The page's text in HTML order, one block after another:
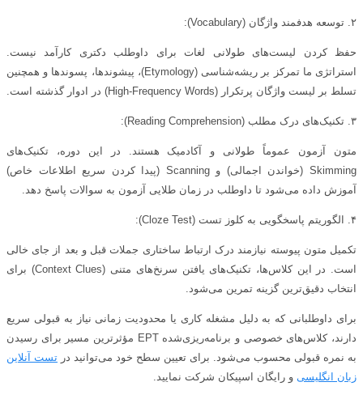
۲. توسعه هدفمند واژگان (Vocabulary):
حفظ کردن لیست‌های طولانی لغات برای داوطلب دکتری کارآمد نیست.
استراتژی ما تمرکز بر ریشه‌شناسی (Etymology)، پیشوندها، پسوندها و همچنین
تسلط بر لیست واژگان پرتکرار (High-Frequency Words) در ادوار گذشته است.
۳. تکنیک‌های درک مطلب (Reading Comprehension):
متون آزمون عموماً طولانی و آکادمیک هستند. در این دوره، تکنیک‌های
Skimming (خواندن اجمالی) و Scanning (پیدا کردن سریع اطلاعات خاص)
آموزش داده می‌شود تا داوطلب در زمان طلایی آزمون به سوالات پاسخ دهد.
۴. الگوریتم پاسخگویی به کلوز تست (Cloze Test):
تکمیل متون پیوسته نیازمند درک ارتباط ساختاری جملات قبل و بعد از جای خالی
است. در این کلاس‌ها، تکنیک‌های یافتن سرنخ‌های متنی (Context Clues) برای
انتخاب دقیق‌ترین گزینه تمرین می‌شود.
برای داوطلبانی که به دلیل مشغله کاری یا محدودیت زمانی نیاز به قبولی سریع
دارند، کلاس‌های خصوصی و برنامه‌ریزی‌شده EPT مؤثرترین مسیر برای رسیدن
به نمره قبولی محسوب می‌شود. برای تعیین سطح خود می‌توانید در تست آنلاین
زبان انگلیسی و رایگان اسپیکان شرکت نمایید.